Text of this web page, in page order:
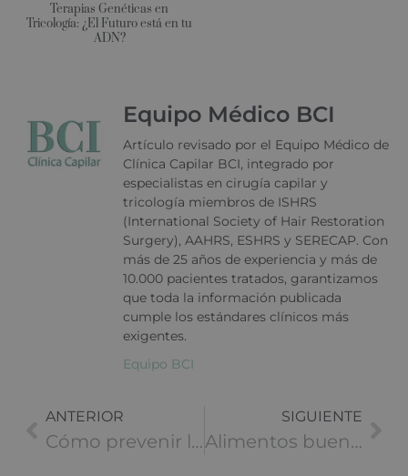
Terapias Genéticas en
Tricología: ¿El Futuro está en tu
ADN?
Equipo Médico BCI
Artículo revisado por el Equipo Médico de
Clínica Capilar BCI, integrado por
especialistas en cirugía capilar y
tricología miembros de ISHRS
(International Society of Hair Restoration
Surgery), AAHRS, ESHRS y SERECAP. Con
más de 25 años de experiencia y más de
10.000 pacientes tratados, garantizamos
que toda la información publicada
cumple los estándares clínicos más
exigentes.
Equipo BCI
ANTERIOR
Cómo prevenir la caída del cabello
SIGUIENTE
Alimentos buenos para el pelo